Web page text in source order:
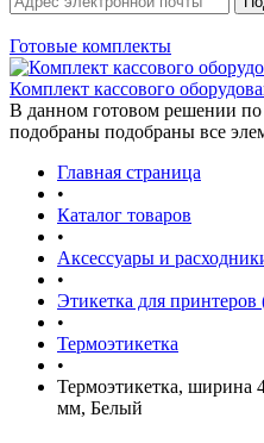
Готовые комплекты
Комплект кассового
В данном готовом решении
подобраны подобраны все
Главная страница
•
Каталог товаров
•
Аксессуары и
•
Этикетка для
•
Термоэтикетка
•
Термоэтикетка, ширина
мм, Белый